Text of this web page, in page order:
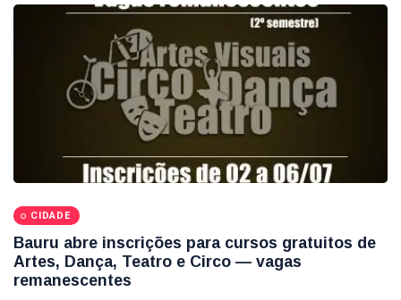
CIDADE
Bauru abre inscrições para cursos gratuitos de
Artes, Dança, Teatro e Circo — vagas
remanescentes